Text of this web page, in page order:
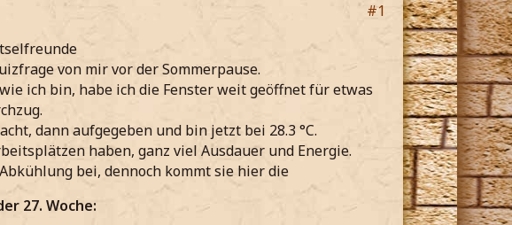
#1
von mir vor der Sommerpause.
ich bin, habe ich die Fenster weit geöffnet für etwas
dann aufgegeben und bin jetzt bei 28.3 °C.
haben, ganz viel Ausdauer und Energie.
bei, dennoch kommt sie hier die
27. Woche: